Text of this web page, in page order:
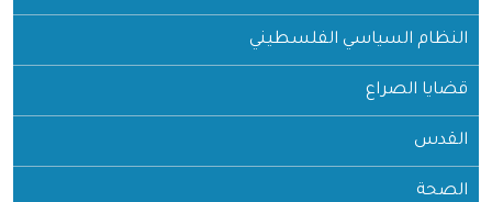
النظام السياسي الفلسطيني
قضايا الصراع
القدس
الصحة